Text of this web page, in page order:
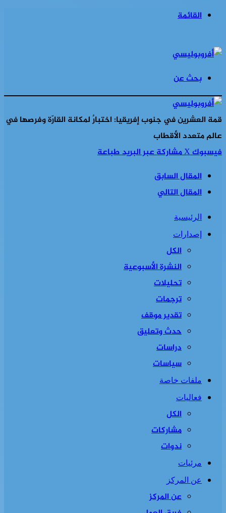
القائمة
بحث عن
قمة العشرين في جنوب إفريقيا: اختبارٌ لمكانة القارّة وفرصها في
عالم متعدد الأقطاب
فيسبوك‫Xمشاركة عبر البريدطباعة
المقال السابق
المقال التالي
الرئيسية
إصدارات
الكل
النشرة الأسبوعية
تحليلات
ترجمات
تقدير موقف
حدث وتعليق
دراسات
سياسات
ملفات خاصة
فعاليات
الكل
مشاركات
ندوات
مرئيات
عن المركز
عن المركز